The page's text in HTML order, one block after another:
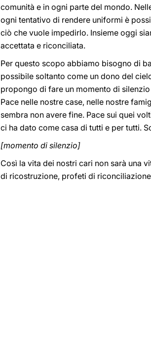
comunità e in ogni parte del mondo.
ogni tentativo di rendere uniformi è
ciò che vuole impedirlo. Insieme oggi
accettata e riconciliata.
Per questo scopo abbiamo bisogno di
possibile soltanto come un dono del
propongo di fare un momento di
Pace nelle nostre case, nelle nostre
sembra non avere fine. Pace sui quei
ci ha dato come casa di tutti e per tutti.
[momento di silenzio]
Così la vita dei nostri cari non sarà una
di ricostruzione, profeti di